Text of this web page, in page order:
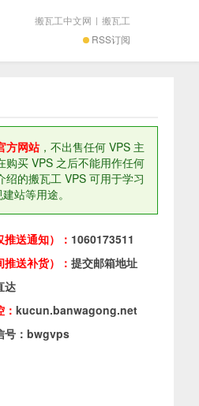
RSS订阅
搬瓦工中文网 | 搬瓦工
方网站，不出售任何 VPS 主
购买 VPS 之后不能用作任何
绍的搬瓦工 VPS 可用于学习
站等用途。
送通知）： 1060173511
送补货）： 提交邮箱地址
达
kucun.banwagong.net
号：bwgvps